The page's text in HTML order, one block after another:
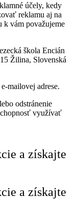
účely, kedy
reklamu aj na
k vám považujeme
škola Encián
Žilina, Slovenská
mailovej adrese.
odstránenie
využívať
a získajte
a získajte